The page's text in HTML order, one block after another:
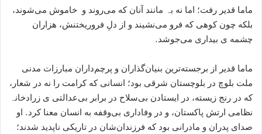
ماما قدیر رفت؛ اما نه بہ مانند آنان که می‌روند و خاموش می‌شوند،
بلکه چون کوهی که فرو می‌نشیند و از دلِ فروریختنش، هزاران
چشمه ی بیداری می‌جوشد.
ماما قدیر از برجسته‌ترین بنیان‌گذاران و پرچم‌داران مبارزات مدنی
ملت بلوچ در بلوچستان شرقی بود؛ انسانی که کرامت را نه در شعار،
که در رنج زیسته، در ایستادن بی‌سلاح در برابر بی‌عدالتی ی زرادخانہ
نظامی ارتش پاکستان، و در وفاداری بی‌وقفه به انسان معنا کرد. او
صدای پدران و مادرانی بود که فرزندان‌شان در تاریکی ناپدید شدند؛